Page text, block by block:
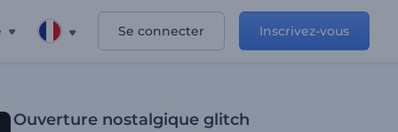
Se connecter Inscrivez-vous
Ouverture nostalgique glitch